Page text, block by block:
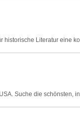
historische Literatur eine
Suche die schönsten,